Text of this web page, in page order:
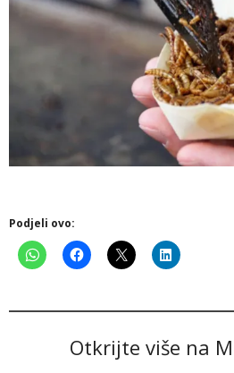
Podjeli ovo:
Otkrijte više na